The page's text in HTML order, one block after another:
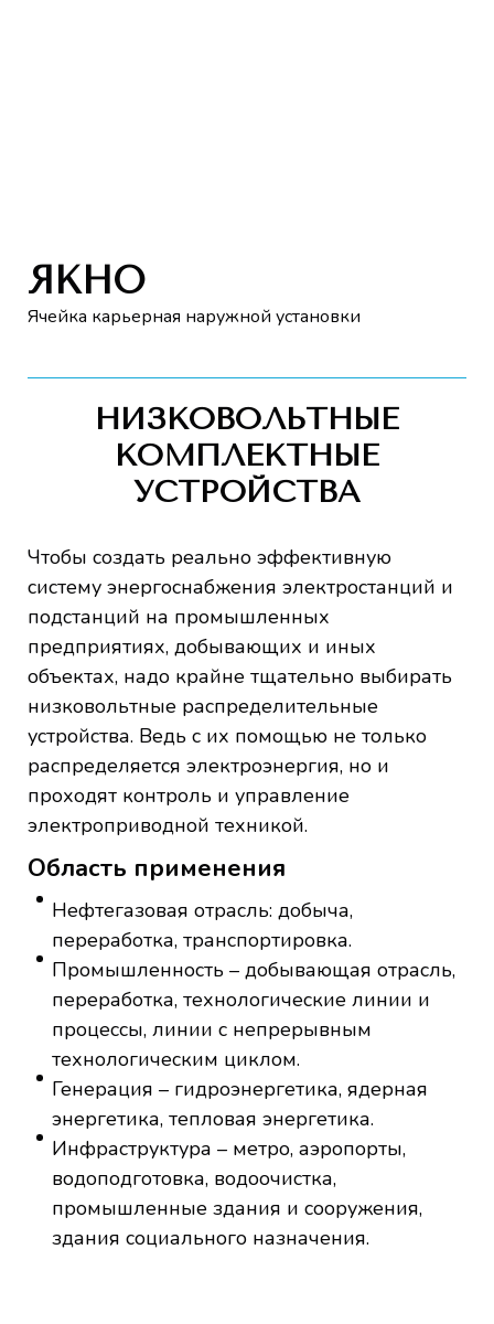
ЯКНО
Ячейка карьерная наружной установки
НИЗКОВОЛЬТНЫЕ
КОМПЛЕКТНЫЕ
УСТРОЙСТВА
Чтобы создать реально эффективную
систему энергоснабжения электростанций и
подстанций на промышленных
предприятиях, добывающих и иных
объектах, надо крайне тщательно выбирать
низковольтные распределительные
устройства. Ведь с их помощью не только
распределяется электроэнергия, но и
проходят контроль и управление
электроприводной техникой.
Область применения
Нефтегазовая отрасль: добыча,
переработка, транспортировка.
Промышленность – добывающая отрасль,
переработка, технологические линии и
процессы, линии с непрерывным
технологическим циклом.
Генерация – гидроэнергетика, ядерная
энергетика, тепловая энергетика.
Инфраструктура – метро, аэропорты,
водоподготовка, водоочистка,
промышленные здания и сооружения,
здания социального назначения.